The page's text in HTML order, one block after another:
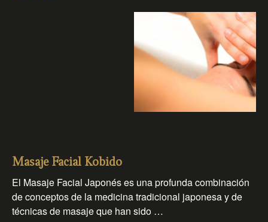
Masaje Facial Kobido
El Masaje Facial Japonés es una profunda combinación
de conceptos de la medicina tradicional japonesa y de
técnicas de masaje que han sido …